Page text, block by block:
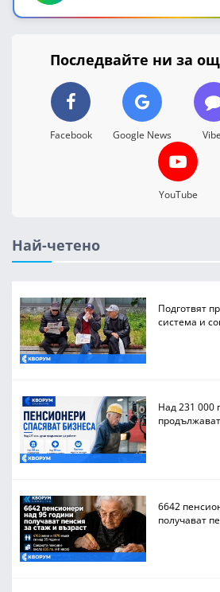
Последвайте ни за
Facebook Google News
YouTube
Най-четено
Подготвят
система и
Над 231 000
6642
получават